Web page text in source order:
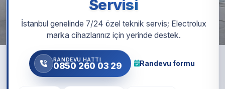
Servisi
İstanbul genelinde 7/24 özel teknik servis; Electrolux
marka cihazlarınız için yerinde destek.
RANDEVU HATTI
0850 260 03 29 Randevu formu